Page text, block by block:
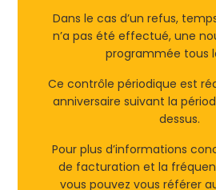
Dans le cas d’un refus,
n’a pas été effectué, une
programmée tous
Ce contrôle périodique est
anniversaire suivant la
dessus.
Pour plus d’informations
de facturation et la
vous pouvez vous référer